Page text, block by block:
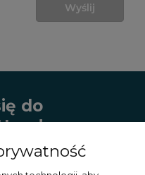
Wyślij
do
i bądź
kolekcjami,